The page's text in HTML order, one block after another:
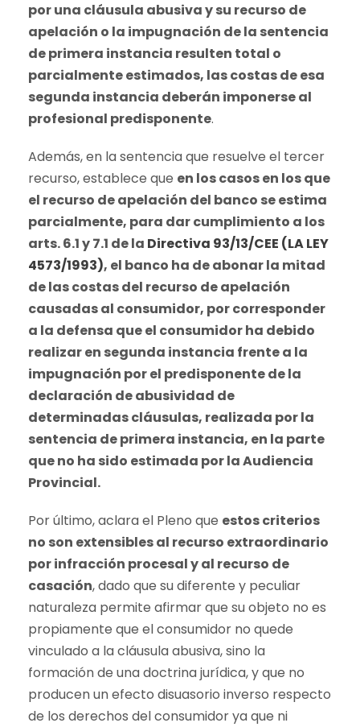
por una cláusula abusiva y su recurso de
apelación o la impugnación de la sentencia
de primera instancia resulten total o
parcialmente estimados, las costas de esa
segunda instancia deberán imponerse al
profesional predisponente.
Además, en la sentencia que resuelve el tercer
recurso, establece que en los casos en los que
el recurso de apelación del banco se estima
parcialmente, para dar cumplimiento a los
arts. 6.1 y 7.1 de la Directiva 93/13/CEE (LA LEY
4573/1993), el banco ha de abonar la mitad
de las costas del recurso de apelación
causadas al consumidor, por corresponder
a la defensa que el consumidor ha debido
realizar en segunda instancia frente a la
impugnación por el predisponente de la
declaración de abusividad de
determinadas cláusulas, realizada por la
sentencia de primera instancia, en la parte
que no ha sido estimada por la Audiencia
Provincial.
Por último, aclara el Pleno que estos criterios
no son extensibles al recurso extraordinario
por infracción procesal y al recurso de
casación, dado que su diferente y peculiar
naturaleza permite afirmar que su objeto no es
propiamente que el consumidor no quede
vinculado a la cláusula abusiva, sino la
formación de una doctrina jurídica, y que no
producen un efecto disuasorio inverso respecto
de los derechos del consumidor ya que ni